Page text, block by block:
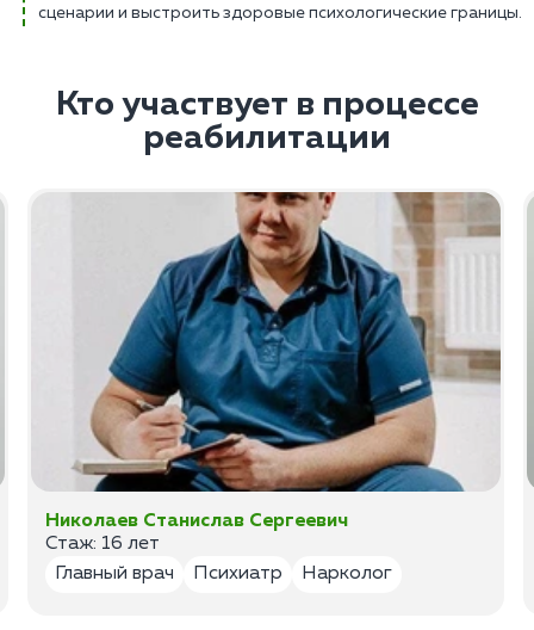
сценарии и выстроить здоровые психологические границы.
Кто участвует в процессе
реабилитации
Николаев Станислав Сергеевич
Стаж: 16 лет
Главный врач
Психиатр Нарколог